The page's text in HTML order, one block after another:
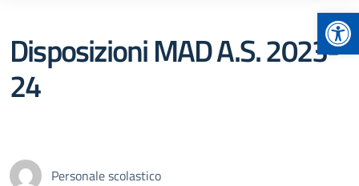
Disposizioni MAD A.S. 2023-
24
Personale scolastico